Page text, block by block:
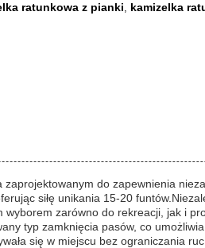
ratunkowa z pianki, kamizelka
do zapewnienia
siłę unikania 15-20
zarówno do rekreacji, jak i
typ zamknięcia pasów, co
się w miejscu bez ograniczania